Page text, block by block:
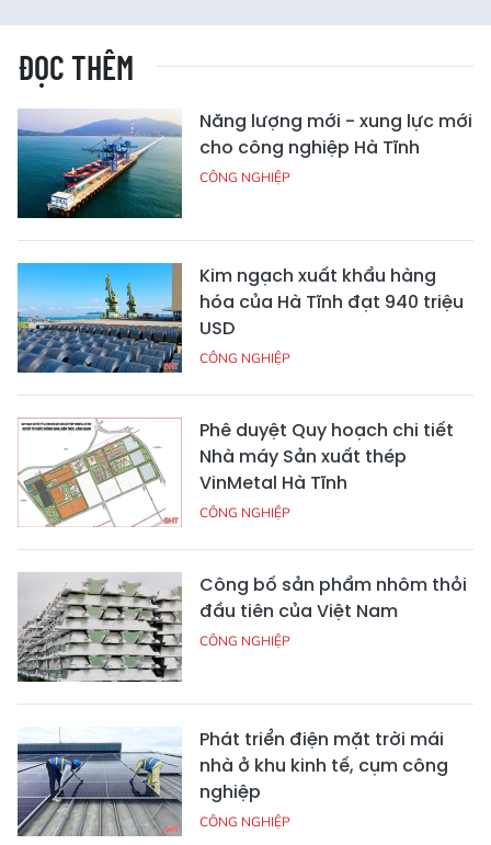
ĐỌC THÊM
Năng lượng mới - xung lực mới
cho công nghiệp Hà Tĩnh
CÔNG NGHIỆP
Kim ngạch xuất khẩu hàng
hóa của Hà Tĩnh đạt 940 triệu
USD
CÔNG NGHIỆP
Phê duyệt Quy hoạch chi tiết
Nhà máy Sản xuất thép
VinMetal Hà Tĩnh
CÔNG NGHIỆP
Công bố sản phẩm nhôm thỏi
đầu tiên của Việt Nam
CÔNG NGHIỆP
Phát triển điện mặt trời mái
nhà ở khu kinh tế, cụm công
nghiệp
CÔNG NGHIỆP